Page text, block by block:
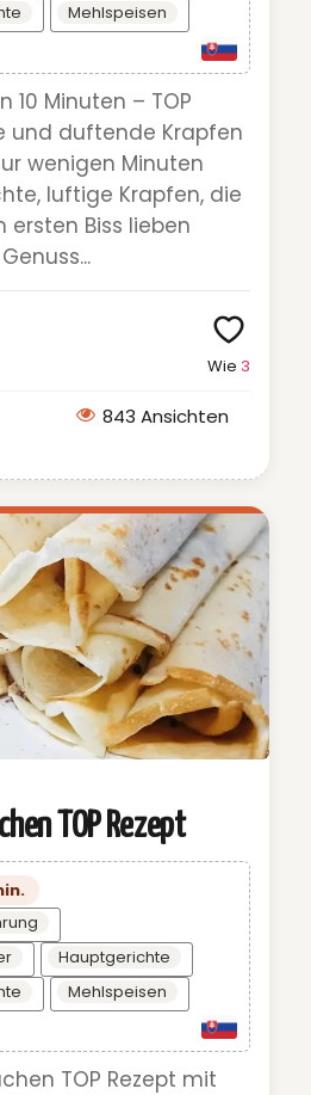
Mehlspeisen
10 Minuten – TOP
und duftende Krapfen
wenigen Minuten
luftige Krapfen, die
ersten Biss lieben
Wie 3
843 Ansichten
TOP Rezept
Hauptgerichte
Mehlspeisen
TOP Rezept mit